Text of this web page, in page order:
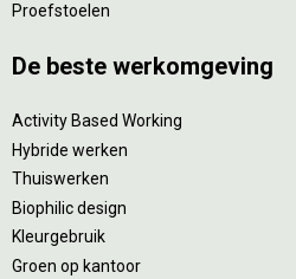
Proefstoelen
De beste werkomgeving
Activity Based Working
Hybride werken
Thuiswerken
Biophilic design
Kleurgebruik
Groen op kantoor